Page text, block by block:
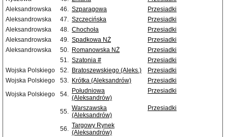
Aleksandrowska
46. Szparagowa
Przesiadki
Aleksandrowska
47. Szczecińska
Przesiadki
Aleksandrowska
48. Chochoła
Przesiadki
Aleksandrowska
49. Spadkowa NŻ
Przesiadki
Aleksandrowska
50. Romanowska NŻ
Przesiadki
51. Szatonia #
Przesiadki
Wojska Polskiego
52. Bratoszewskiego (Aleks.)
Przesiadki
Wojska Polskiego
53. Krótka (Aleksandrów)
Przesiadki
Wojska Polskiego
54. Południowa
(Aleksandrów)
Przesiadki
55. Warszawska
(Aleksandrów)
Przesiadki
56. Targowy Rynek
(Aleksandrów)